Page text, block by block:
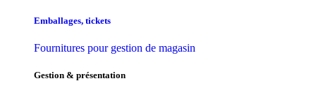
Emballages, tickets
Fournitures pour gestion de magasin
Gestion & présentation